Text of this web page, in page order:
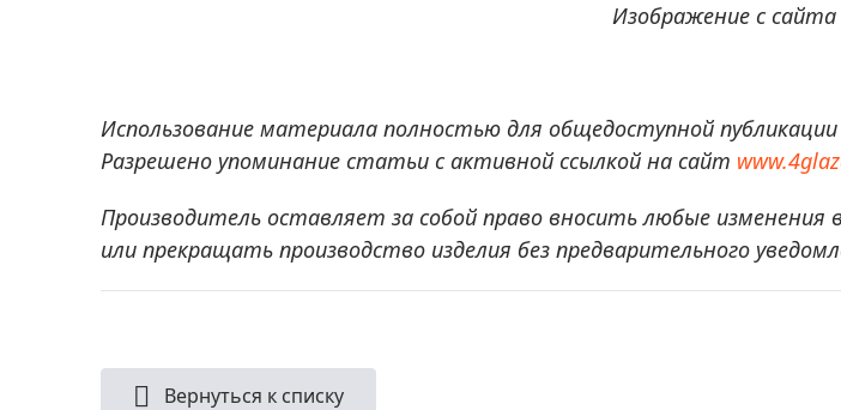
Изображение с сайта
Использование материала полностью для общедоступной
Разрешено упоминание статьи с активной ссылкой на сайт
Производитель оставляет за собой право вносить любые
или прекращать производство изделия без предварительного
Вернуться к списку